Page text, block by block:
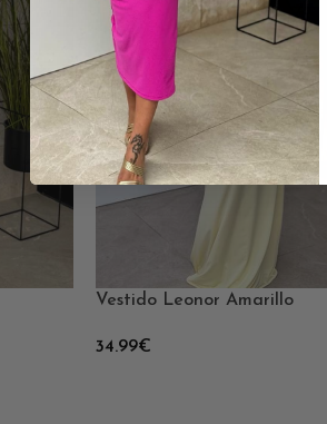
Vestido Leonor Amarillo
34.99€